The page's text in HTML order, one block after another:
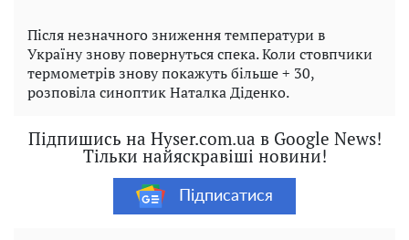
Після незначного зниження температури в
Україну знову повернуться спека. Коли стовпчики
термометрів знову покажуть більше + 30,
розповіла синоптик Наталка Діденко.
Підпишись на Hyser.com.ua в Google News!
Тільки найяскравіші новини!
Підписатися